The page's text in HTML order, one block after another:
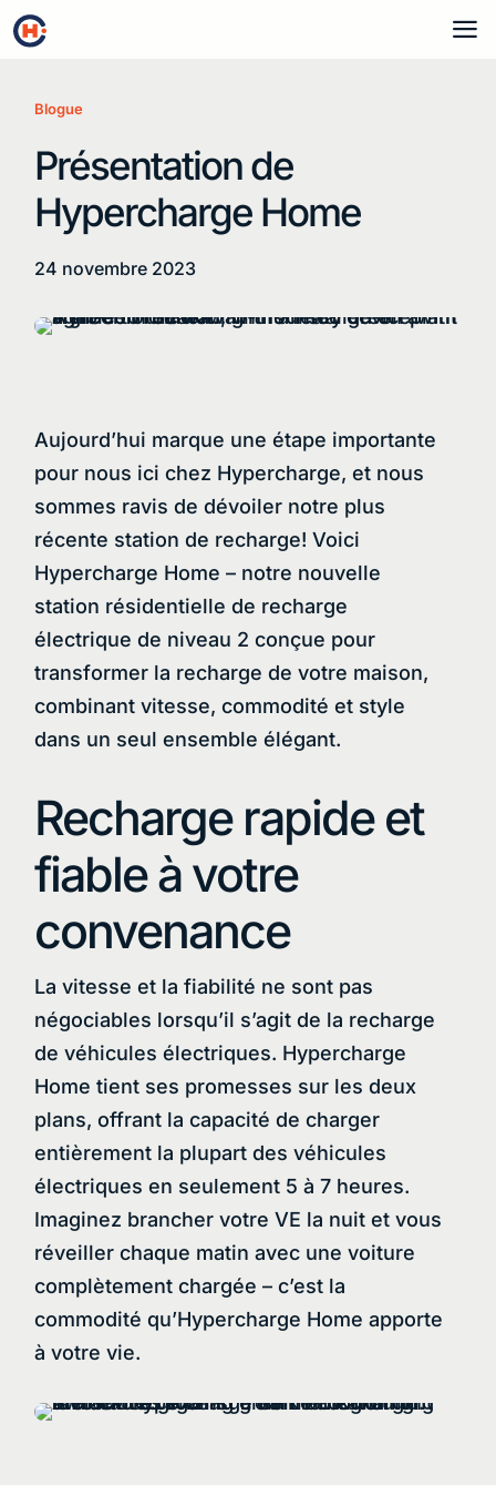
a
Blogue
Présentation de
Hypercharge Home
24 novembre 2023
Aujourd’hui marque une étape importante
pour nous ici chez Hypercharge, et nous
sommes ravis de dévoiler notre plus
récente station de recharge! Voici
Hypercharge Home – notre nouvelle
station résidentielle de recharge
électrique de niveau 2 conçue pour
transformer la recharge de votre maison,
combinant vitesse, commodité et style
dans un seul ensemble élégant.
Recharge rapide et
fiable à votre
convenance
La vitesse et la fiabilité ne sont pas
négociables lorsqu’il s’agit de la recharge
de véhicules électriques. Hypercharge
Home tient ses promesses sur les deux
plans, offrant la capacité de charger
entièrement la plupart des véhicules
électriques en seulement 5 à 7 heures.
Imaginez brancher votre VE la nuit et vous
réveiller chaque matin avec une voiture
complètement chargée – c’est la
commodité qu’Hypercharge Home apporte
à votre vie.